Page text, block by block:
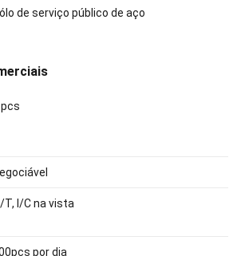
de serviço público de aço
pcs
T, l/C na vista
por dia